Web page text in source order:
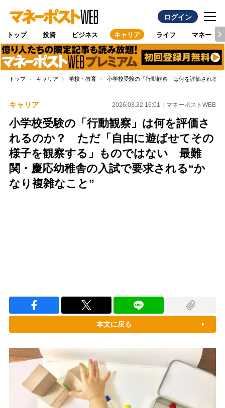
ログイン
トップ 投資 ビジネス キャリア ライフ マネー
トップ キャリア 学校・教育 小学校受験の「行動観察」は何を評価される
キャリア 2026.03.22 16:01 マネーポストWEB
小学校受験の「行動観察」は何を評価さ
れるのか？ ただ「自由に遊ばせてその
様子を観察する」ものではない 最難
関・慶応幼稚舎の入試で要求される“か
なり複雑なこと”
本文に戻る